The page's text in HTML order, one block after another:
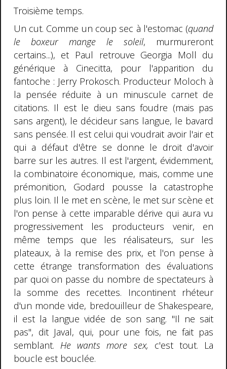
Troisième temps.
Un cut. Comme un coup sec à l'estomac (quand
le boxeur mange le soleil, murmureront
certains...), et Paul retrouve Georgia Moll du
générique à Cinecitta, pour l'apparition du
fantoche : Jerry Prokosch. Producteur Moloch à
la pensée réduite à un minuscule carnet de
citations. Il est le dieu sans foudre (mais pas
sans argent), le décideur sans langue, le bavard
sans pensée. Il est celui qui voudrait avoir l'air et
qui a défaut d'être se donne le droit d'avoir
barre sur les autres. Il est l'argent, évidemment,
la combinatoire économique, mais, comme une
prémonition, Godard pousse la catastrophe
plus loin. Il le met en scène, le met sur scène et
l'on pense à cette imparable dérive qui aura vu
progressivement les producteurs venir, en
même temps que les réalisateurs, sur les
plateaux, à la remise des prix, et l'on pense à
cette étrange transformation des évaluations
par quoi on passe du nombre de spectateurs à
la somme des recettes. Incontinent rhéteur
d'un monde vide, bredouilleur de Shakespeare,
il est la langue vidée de son sang. "Il ne sait
pas", dit Javal, qui, pour une fois, ne fait pas
semblant. He wants more sex, c'est tout. La
boucle est bouclée.